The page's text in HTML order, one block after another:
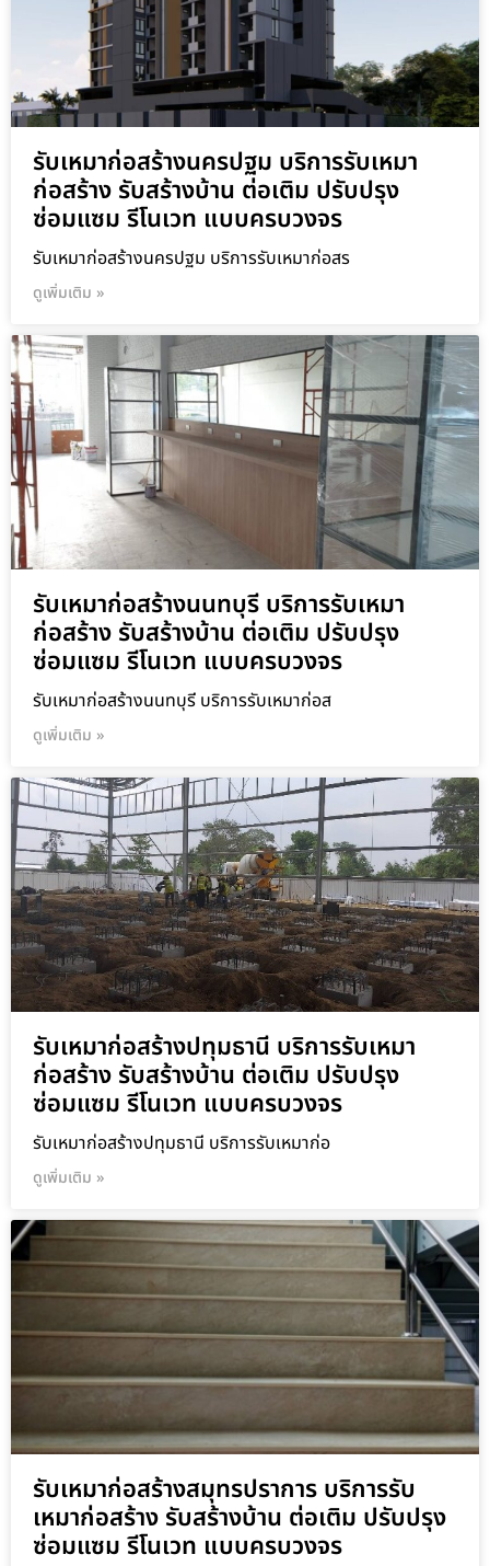
รับเหมาก่อสร้างนครปฐม บริการรับเหมา
ก่อสร้าง รับสร้างบ้าน ต่อเติม ปรับปรุง
ซ่อมแซม รีโนเวท แบบครบวงจร
รับเหมาก่อสร้างนครปฐม บริการรับเหมาก่อสร
ดูเพิ่มเติม »
รับเหมาก่อสร้างนนทบุรี บริการรับเหมา
ก่อสร้าง รับสร้างบ้าน ต่อเติม ปรับปรุง
ซ่อมแซม รีโนเวท แบบครบวงจร
รับเหมาก่อสร้างนนทบุรี บริการรับเหมาก่อส
ดูเพิ่มเติม »
รับเหมาก่อสร้างปทุมธานี บริการรับเหมา
ก่อสร้าง รับสร้างบ้าน ต่อเติม ปรับปรุง
ซ่อมแซม รีโนเวท แบบครบวงจร
รับเหมาก่อสร้างปทุมธานี บริการรับเหมาก่อ
ดูเพิ่มเติม »
รับเหมาก่อสร้างสมุทรปราการ บริการรับ
เหมาก่อสร้าง รับสร้างบ้าน ต่อเติม ปรับปรุง
ซ่อมแซม รีโนเวท แบบครบวงจร